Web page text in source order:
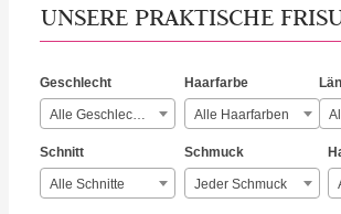
UNSERE PRAKTISCHE
Geschlecht
Alle Geschlechter
Haarfarbe
Alle Haarfarben
Schnitt
Alle Schnitte
Schmuck
Jeder Schmuck